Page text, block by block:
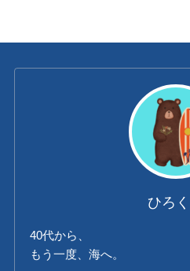
ひろ
40代から、
もう一度、海へ。